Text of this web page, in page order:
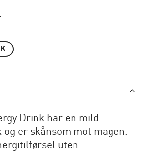
Drink har en mild
er skånsom mot magen.
uten